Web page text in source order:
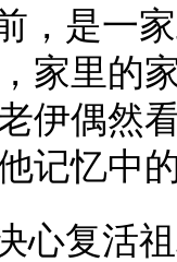
是一家
家里的
伊偶然
记忆中
复活祖